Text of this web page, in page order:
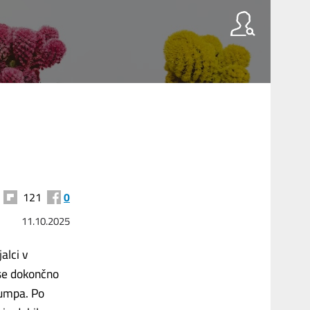
121 0
11.10.2025
v
dokončno
Po